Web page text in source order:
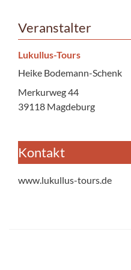
Veranstalter
Lukullus-Tours
Heike Bodemann-Schenk
Merkurweg 44
39118 Magdeburg
Kontakt
www.lukullus-tours.de